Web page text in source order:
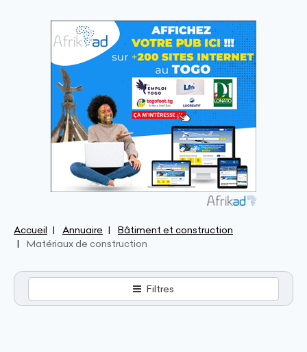
Accueil Annuaire
Bâtiment et construction
Matériaux de construction
Filtres